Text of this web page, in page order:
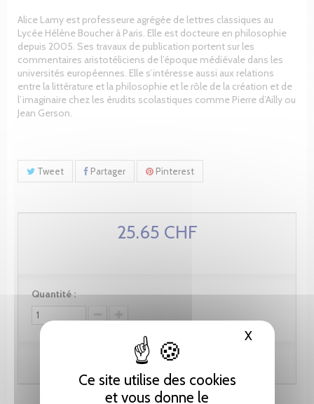
Ce site utilise des cookies
et vous donne le
XMasquer
Alice Lamy est professeure agrégée de lettres classiques au
Lycée Hélène Boucher à Paris. Elle est docteure en philosophie
depuis 2005. Ses travaux de publication portent sur les
commentaires aristotéliciens de l’époque médiévale dans les
universités européennes. Elle s’intéresse aussi aux relations
entre la littérature et la philosophie et le rôle de la création et de
l’imaginaire chez les érudits scolastiques comme Pierre d’Ailly ou
Jean Gerson.
Tweet Partager Pinterest
25.65 CHF
Quantité :
Ajouter au panier